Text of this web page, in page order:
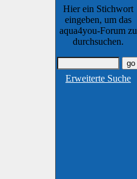
Hier ein Stichwort
eingeben, um das
aqua4you-Forum zu
durchsuchen.
Erweiterte Suche